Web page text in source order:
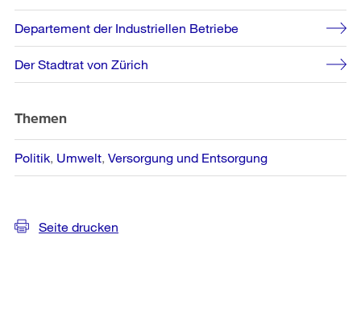
Departement der Industriellen Betriebe
Der Stadtrat von Zürich
Themen
Politik Umwelt Versorgung und Entsorgung
Seite drucken